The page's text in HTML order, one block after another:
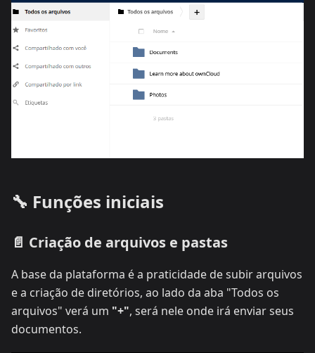
🔧 Funções iniciais
📄 Criação de arquivos e pastas
A base da plataforma é a praticidade de subir arquivos
e a criação de diretórios, ao lado da aba "Todos os
arquivos" verá um "+", será nele onde irá enviar seus
documentos.